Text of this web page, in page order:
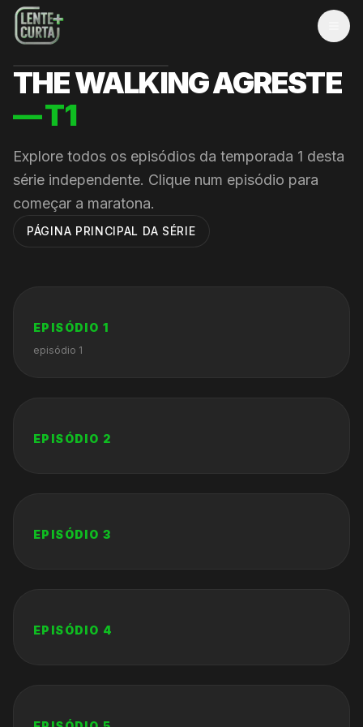
THE WALKING AGRESTE
— T1
Explore todos os episódios da temporada 1 desta
série independente. Clique num episódio para
começar a maratona.
PÁGINA PRINCIPAL DA SÉRIE
EPISÓDIO 1
episódio 1
EPISÓDIO 2
EPISÓDIO 3
EPISÓDIO 4